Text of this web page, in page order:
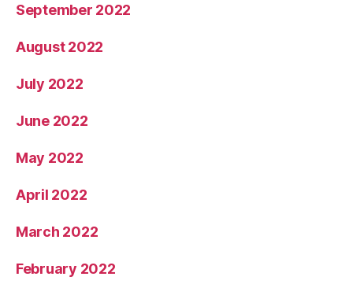
September 2022
August 2022
July 2022
June 2022
May 2022
April 2022
March 2022
February 2022